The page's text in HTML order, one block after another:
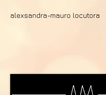
alexsandra-mauro locutora